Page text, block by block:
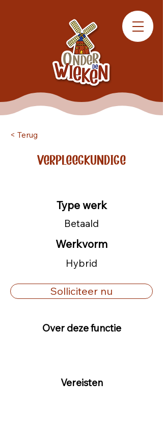
< Terug
Verpleegkundige
Type werk
Betaald
Werkvorm
Hybrid
Solliciteer nu
Over deze functie
Vereisten